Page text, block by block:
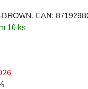
BROWN, EAN:
10 ks